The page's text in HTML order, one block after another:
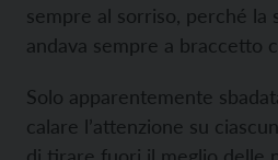
sempre al sorriso, perché la
andava sempre a braccetto
Solo apparentemente
calare l’attenzione su
di tirare fuori il meglio delle